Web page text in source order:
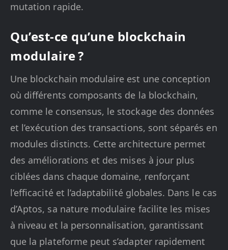
mutation rapide.
Qu’est-ce qu’une blockchain
modulaire ?
Une blockchain modulaire est une conception
où différents composants de la blockchain,
comme le consensus, le stockage des données
et l’exécution des transactions, sont séparés en
modules distincts. Cette architecture permet
des améliorations et des mises à jour plus
ciblées dans chaque domaine, renforçant
l’efficacité et l’adaptabilité globales. Dans le cas
d’Aptos, sa nature modulaire facilite les mises
à niveau et la personnalisation, garantissant
que la plateforme peut s’adapter rapidement